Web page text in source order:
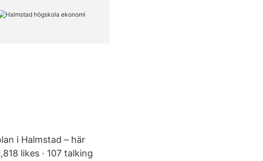
i Halmstad – här
likes · 107 talking